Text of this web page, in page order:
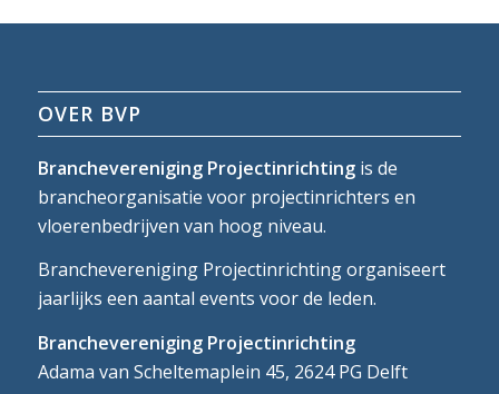
OVER BVP
Branchevereniging Projectinrichtingis de
brancheorganisatie voor projectinrichters en
vloerenbedrijven van hoog niveau.
Branchevereniging Projectinrichting organiseert
jaarlijks een aantal events voor de leden.
Branchevereniging Projectinrichting
Adama van Scheltemaplein 45, 2624 PG Delft